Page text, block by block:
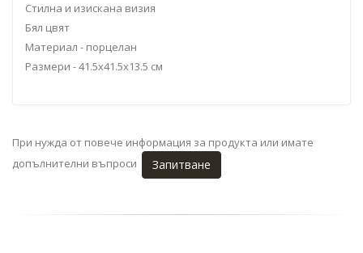
Стилна и изискана визия
Бял цвят
Материал - порцелан
Размери - 41.5x41.5x13.5 см
При нужда от повече информация за продукта или имате
допълнителни въпроси
Запитване